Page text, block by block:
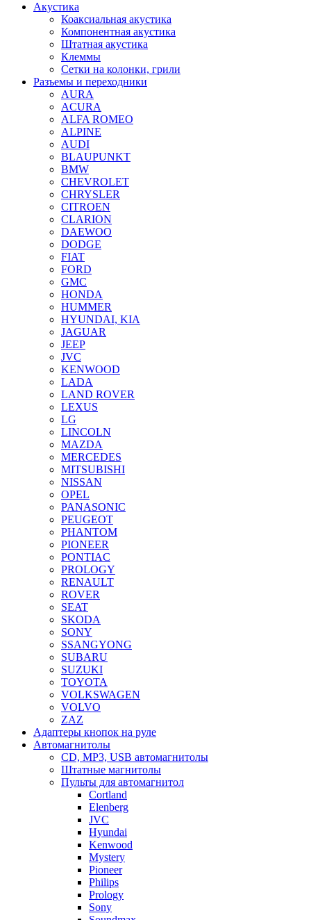
Акустика
Коаксиальная акустика
Компонентная акустика
Штатная акустика
Клеммы
Сетки на колонки, грили
Разъемы и переходники
AURA
ACURA
ALFA ROMEO
ALPINE
AUDI
BLAUPUNKT
BMW
CHEVROLET
CHRYSLER
CITROEN
CLARION
DAEWOO
DODGE
FIAT
FORD
GMC
HONDA
HUMMER
HYUNDAI, KIA
JAGUAR
JEEP
JVC
KENWOOD
LADA
LAND ROVER
LEXUS
LG
LINCOLN
MAZDA
MERCEDES
MITSUBISHI
NISSAN
OPEL
PANASONIC
PEUGEOT
PHANTOM
PIONEER
PONTIAC
PROLOGY
RENAULT
ROVER
SEAT
SKODA
SONY
SSANGYONG
SUBARU
SUZUKI
TOYOTA
VOLKSWAGEN
VOLVO
ZAZ
Адаптеры кнопок на руле
Автомагнитолы
CD, MP3, USB автомагнитолы
Штатные магнитолы
Пульты для автомагнитол
Cortland
Elenberg
JVC
Hyundai
Kenwood
Mystery
Pioneer
Philips
Prology
Sony